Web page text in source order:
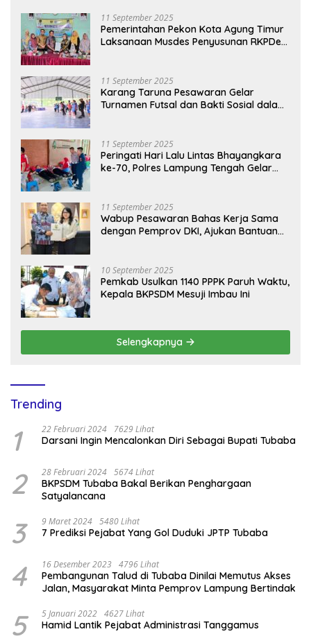
11 September 2025
Pemerintahan Pekon Kota Agung Timur
Laksanaan Musdes Penyusunan RKPDes
11 September 2025
Karang Taruna Pesawaran Gelar
Turnamen Futsal dan Bakti Sosial dalam
11 September 2025
Peringati Hari Lalu Lintas Bhayangkara
ke-70, Polres Lampung Tengah Gelar
11 September 2025
Wabup Pesawaran Bahas Kerja Sama
dengan Pemprov DKI, Ajukan Bantuan
10 September 2025
Pemkab Usulkan 1140 PPPK Paruh Waktu,
Kepala BKPSDM Mesuji Imbau Ini
Selengkapnya
Trending
1 22 Februari 2024 7629 Lihat
Darsani Ingin Mencalonkan Diri Sebagai Bupati Tubaba
2 28 Februari 2024 5674 Lihat
BKPSDM Tubaba Bakal Berikan Penghargaan
Satyalancana
3 9 Maret 2024 5480 Lihat
7 Prediksi Pejabat Yang Gol Duduki JPTP Tubaba
4 16 Desember 2023 4796 Lihat
Pembangunan Talud di Tubaba Dinilai Memutus Akses
Jalan, Masyarakat Minta Pemprov Lampung Bertindak
5 5 Januari 2022 4627 Lihat
Hamid Lantik Pejabat Administrasi Tanggamus